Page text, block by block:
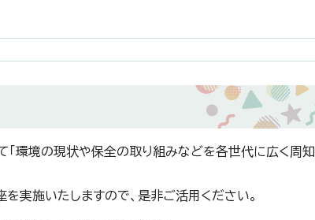
環境の現状や保全の取り組みなどを各世代に広く周知
実施いたしますので、是非ご活用ください。